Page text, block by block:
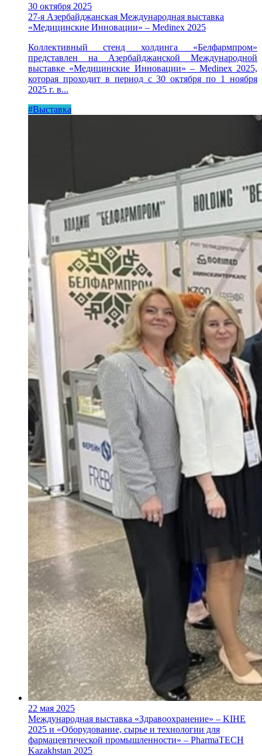
30 октября 2025
27-я Азербайджанская Международная выставка
«Медицинские Инновации» – Medinex 2025
Коллективный стенд холдинга «Белфармпром»
представлен на Азербайджанской Международной
выставке «Медицинские Инновации» – Medinex 2025,
которая проходит в период с 30 октября по 1 ноября
2025 г. в...
#Выставка
22 мая 2025
Международная выставка «Здравоохранение» – KIHE
2025 и «Оборудование, сырье и технологии для
фармацевтической промышленности» – PharmaTECH
Kazakhstan 2025